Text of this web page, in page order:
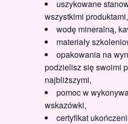
uszykowane
wszystkimi produktami,
wodę mineralną,
materiały
opakowania na
podzielisz się swoimi
najbliższymi,
pomoc w
wskazówki,
certyfikat